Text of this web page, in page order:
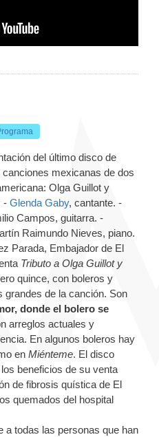
del último disco de
mexicanas de dos
Olga Guillot y
- Glenda Gaby, cantante. -
Campos, guitarra. -
Raimundo Nieves, piano.
Parada, Embajador de El
Tributo a Olga Guillot y
quince, con boleros y
de la canción. Son
donde el bolero se
arreglos actuales y
En algunos boleros hay
en Miénteme. El disco
beneficios de su venta
de fibrosis quística de El
quemados del hospital
a todas las personas que han